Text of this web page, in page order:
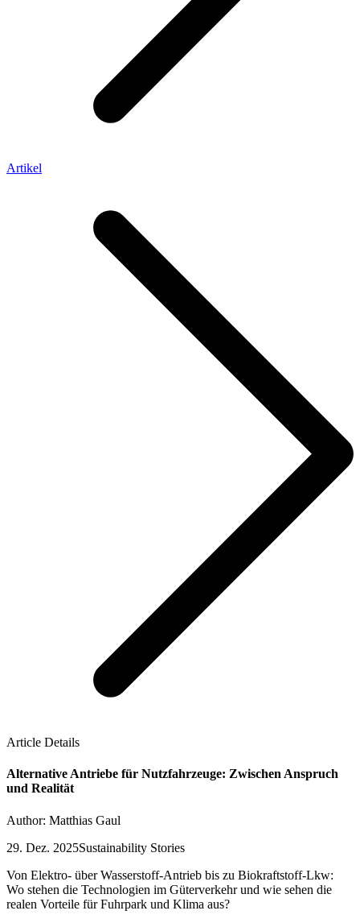
Artikel
Article Details
Alternative Antriebe für Nutzfahrzeuge: Zwischen Anspruch
und Realität
Author: Matthias Gaul
29. Dez. 2025Sustainability Stories
Von Elektro- über Wasserstoff-Antrieb bis zu Biokraftstoff-Lkw:
Wo stehen die Technologien im Güterverkehr und wie sehen die
realen Vorteile für Fuhrpark und Klima aus?